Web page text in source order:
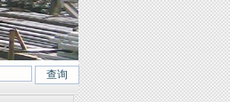
咨询热线:0635-5100508 5100698